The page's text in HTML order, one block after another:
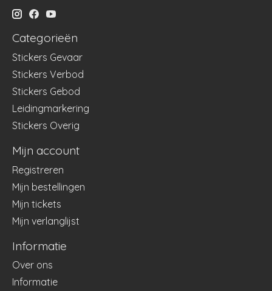
Categorieën
Stickers Gevaar
Stickers Verbod
Stickers Gebod
Leidingmarkering
Stickers Overig
Mijn account
Registreren
Mijn bestellingen
Mijn tickets
Mijn verlanglijst
Informatie
Over ons
Informatie